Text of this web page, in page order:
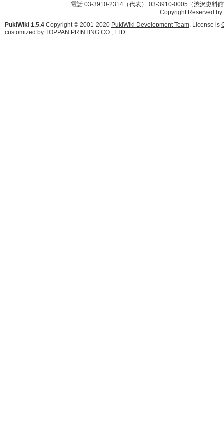
電話:03-3910-2314（代表） 03-3910-0005（渋沢史料
Copyright Reserved
PukiWiki 1.5.4 Copyright © 2001-2020 PukiWiki Development Team. License is
customized by TOPPAN PRINTING CO., LTD.